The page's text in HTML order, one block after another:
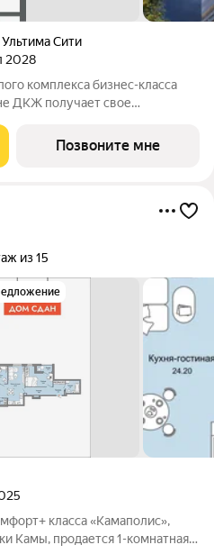
Сити
2028
комплекса бизнес-класса
ДКЖ получает свое
стандарты городского жилья,
и
Позвоните мне
из 15
класса «Камаполис»,
Камы, продается 1-комнатная